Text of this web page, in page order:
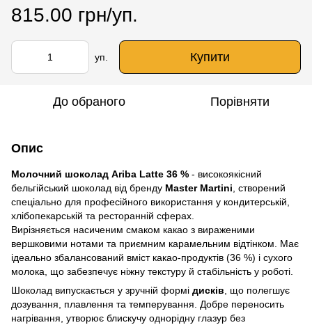
815.00 грн/уп.
уп. Купити
До обраного Порівняти
Опис
Молочний шоколад Ariba Latte 36 % - високоякісний
бельгійський шоколад від бренду Master Martini , створений
спеціально для професійного використання у кондитерській,
хлібопекарській та ресторанній сферах.
Вирізняється насиченим смаком какао з вираженими
вершковими нотами та приємним карамельним відтінком. Має
ідеально збалансований вміст какао-продуктів (36 %) і сухого
молока, що забезпечує ніжну текстуру й стабільність у роботі.
Шоколад випускається у зручній формі дисків , що полегшує
дозування, плавлення та темперування. Добре переносить
нагрівання, утворює блискучу однорідну глазур без